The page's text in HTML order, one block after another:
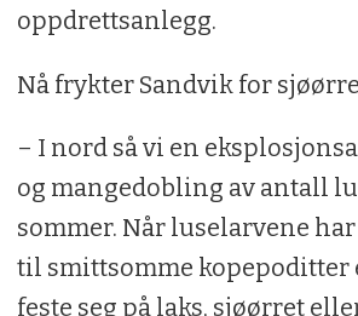
oppdrettsanlegg.
Nå frykter Sandvik for
– I nord så vi en
og mangedobling av antall
sommer. Når luselarvene
til smittsomme kopepoditter
feste seg på laks, sjøørret